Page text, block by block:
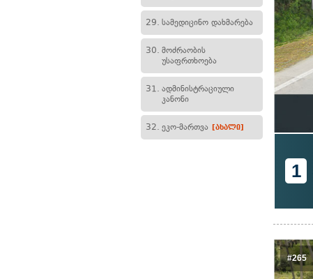
29. სამედიცინო დახმარება
30. მოძრაობის
უსაფრთხოება
31. ადმინისტრაციული
კანონი
32. ეკო-მართვა [ახალი]
1
#265